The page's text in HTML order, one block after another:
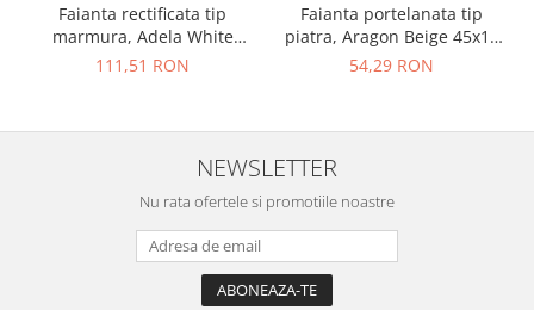
Faianta rectificata tip
marmura, Adela White
30x90, alb, finisaj lucios
111,51 RON
Faianta portelanata tip
piatra, Aragon Beige 45x15
cm, bej, finisaj mat
54,29 RON
NEWSLETTER
Nu rata ofertele si promotiile noastre